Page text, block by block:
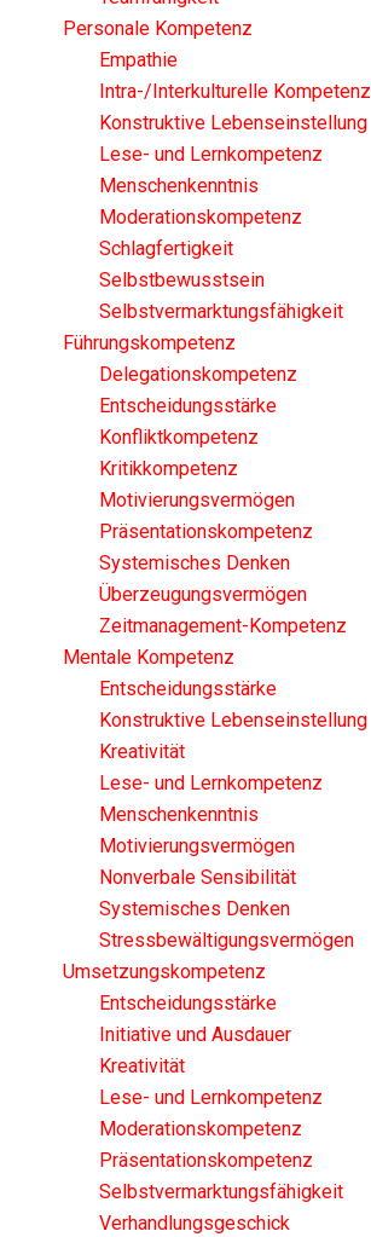
Personale Kompetenz
Empathie
Intra-/Interkulturelle Kompetenz
Konstruktive Lebenseinstellung
Lese- und Lernkompetenz
Menschenkenntnis
Moderationskompetenz
Schlagfertigkeit
Selbstbewusstsein
Selbstvermarktungsfähigkeit
Führungskompetenz
Delegationskompetenz
Entscheidungsstärke
Konfliktkompetenz
Kritikkompetenz
Motivierungsvermögen
Präsentationskompetenz
Systemisches Denken
Überzeugungsvermögen
Zeitmanagement-Kompetenz
Mentale Kompetenz
Entscheidungsstärke
Konstruktive Lebenseinstellung
Kreativität
Lese- und Lernkompetenz
Menschenkenntnis
Motivierungsvermögen
Nonverbale Sensibilität
Systemisches Denken
Stressbewältigungsvermögen
Umsetzungskompetenz
Entscheidungsstärke
Initiative und Ausdauer
Kreativität
Lese- und Lernkompetenz
Moderationskompetenz
Präsentationskompetenz
Selbstvermarktungsfähigkeit
Verhandlungsgeschick